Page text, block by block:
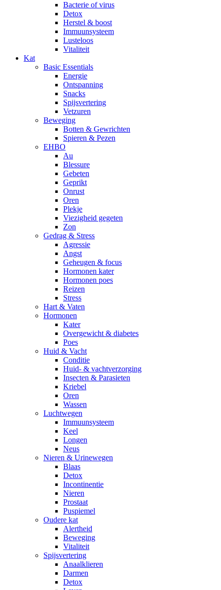
Bacterie of virus
Detox
Herstel & boost
Immuunsysteem
Lusteloos
Vitaliteit
Kat
Basic Essentials
Energie
Ontspanning
Snacks
Spijsvertering
Vetzuren
Beweging
Botten & Gewrichten
Spieren & Pezen
EHBO
Au
Blessure
Gebeten
Geprikt
Onrust
Oren
Plekje
Viezigheid gegeten
Zon
Gedrag & Stress
Agressie
Angst
Geheugen & focus
Hormonen kater
Hormonen poes
Reizen
Stress
Hart & Vaten
Hormonen
Kater
Overgewicht & diabetes
Poes
Huid & Vacht
Conditie
Huid- & vachtverzorging
Insecten & Parasieten
Kriebel
Oren
Wassen
Luchtwegen
Immuunsysteem
Keel
Longen
Neus
Nieren & Urinewegen
Blaas
Detox
Incontinentie
Nieren
Prostaat
Puspiemel
Oudere kat
Alertheid
Beweging
Vitaliteit
Spijsvertering
Anaalklieren
Darmen
Detox